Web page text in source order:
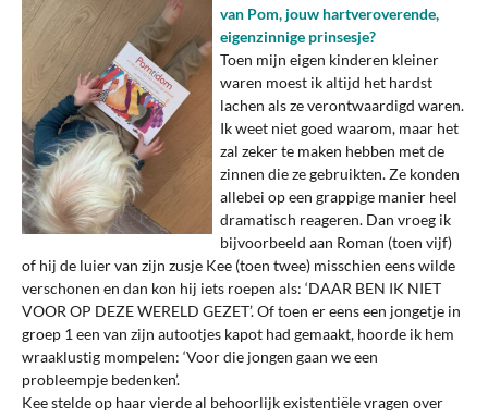
van Pom, jouw hartveroverende,
eigenzinnige prinsesje?
Toen mijn eigen kinderen kleiner
waren moest ik altijd het hardst
lachen als ze verontwaardigd waren.
Ik weet niet goed waarom, maar het
zal zeker te maken hebben met de
zinnen die ze gebruikten. Ze konden
allebei op een grappige manier heel
dramatisch reageren. Dan vroeg ik
bijvoorbeeld aan Roman (toen vijf)
of hij de luier van zijn zusje Kee (toen twee) misschien eens wilde
verschonen en dan kon hij iets roepen als: ‘DAAR BEN IK NIET
VOOR OP DEZE WERELD GEZET’. Of toen er eens een jongetje in
groep 1 een van zijn autootjes kapot had gemaakt, hoorde ik hem
wraaklustig mompelen: ‘Voor die jongen gaan we een
probleempje bedenken’.
Kee stelde op haar vierde al behoorlijk existentiële vragen over